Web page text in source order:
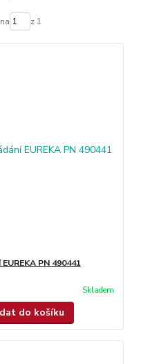
z 1
PN 490441
Skladem
do košíku